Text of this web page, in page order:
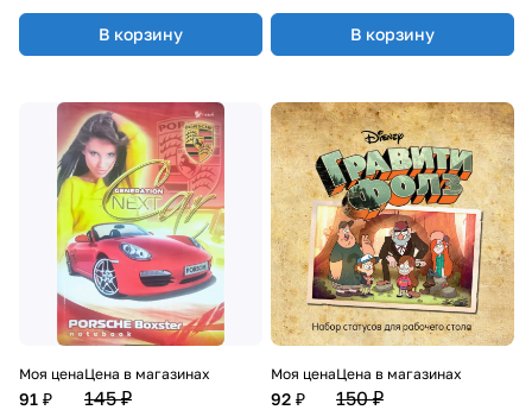
В корзину В корзину
Моя цена
91 ₽
Цена в магазинах
145 ₽
Моя цена
92 ₽
Цена в магазинах
150 ₽